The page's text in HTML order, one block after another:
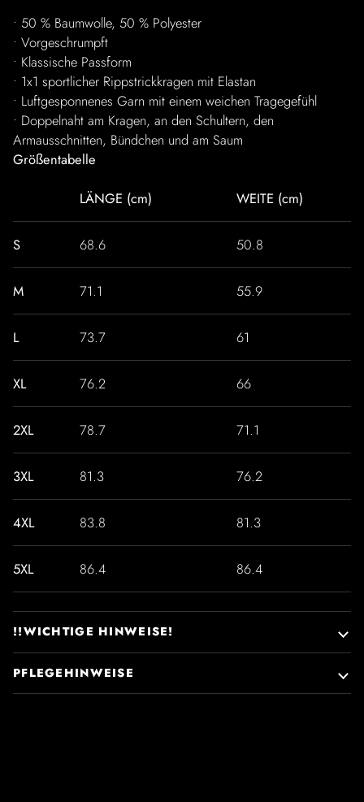
• 50 % Baumwolle, 50 % Polyester
• Vorgeschrumpft
• Klassische Passform
• 1x1 sportlicher Rippstrickkragen mit Elastan
• Luftgesponnenes Garn mit einem weichen Tragegefühl
• Doppelnaht am Kragen, an den Schultern, den
Armausschnitten, Bündchen und am Saum
Größentabelle
LÄNGE (cm)
WEITE (cm)
S 68.6 50.8
M 71.1 55.9
L 73.7 61
XL 76.2 66
2XL 78.7 71.1
3XL 81.3 76.2
4XL 83.8 81.3
5XL 86.4 86.4
!!WICHTIGE HINWEISE!
PFLEGEHINWEISE